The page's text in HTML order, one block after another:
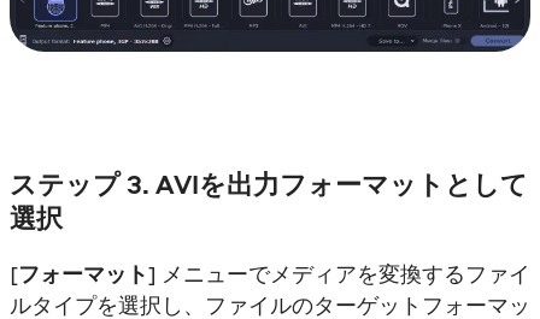
ステップ 3. AVIを出力フォーマットとして
選択
[フォーマット] メニューでメディアを変換するファイ
ルタイプを選択し、ファイルのターゲットフォーマッ